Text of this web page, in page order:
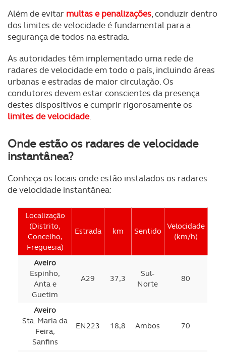
Além de evitar multas e penalizações, conduzir dentro
dos limites de velocidade é fundamental para a
segurança de todos na estrada.
As autoridades têm implementado uma rede de
radares de velocidade em todo o país, incluindo áreas
urbanas e estradas de maior circulação. Os
condutores devem estar conscientes da presença
destes dispositivos e cumprir rigorosamente os
limites de velocidade.
Onde estão os radares de velocidade
instantânea?
Conheça os locais onde estão instalados os radares
de velocidade instantânea:
Localização
(Distrito,
Concelho,
Freguesia)
Estrada km Sentido Velocidade
(km/h)
Aveiro
Espinho,
Anta e
Guetim
A29 37,3
Sul-
Norte
80
Aveiro
Sta. Maria da
Feira,
Sanfins
EN223 18,8 Ambos 70